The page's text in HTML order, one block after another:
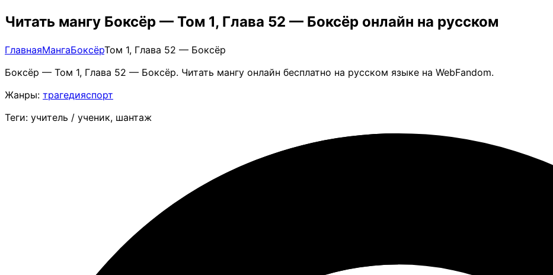
Читать мангу Боксёр — Том 1, Глава 52 — Боксёр онлайн на русском
ГлавнаяМангаБоксёрТом 1, Глава 52 — Боксёр
Боксёр — Том 1, Глава 52 — Боксёр. Читать мангу онлайн бесплатно на русском языке на WebFandom.
Жанры: трагедияспорт
Теги: учитель / ученик, шантаж